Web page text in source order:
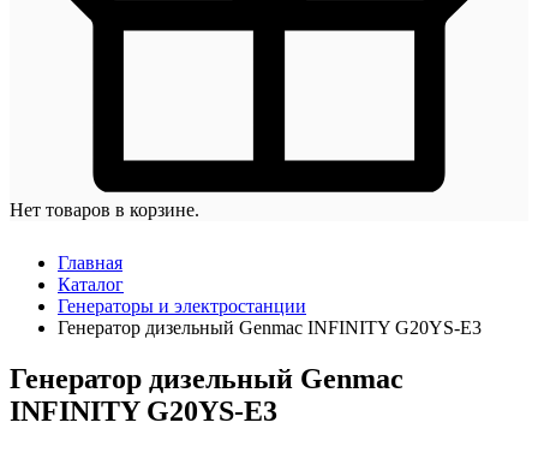
Нет товаров в корзине.
Главная
Каталог
Генераторы и электростанции
Генератор дизельный Genmac INFINITY G20YS-E3
Генератор дизельный Genmac
INFINITY G20YS-E3